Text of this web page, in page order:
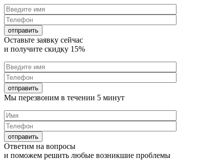
Оставьте заявку сейчас
и получите скидку 15%
Мы перезвоним в течении 5 минут
Ответим на вопросы
и поможем решить любые возникшие проблемы